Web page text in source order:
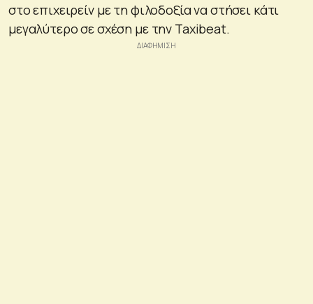
στο επιχειρείν με τη φιλοδοξία να στήσει κάτι
μεγαλύτερο σε σχέση με την Taxibeat.